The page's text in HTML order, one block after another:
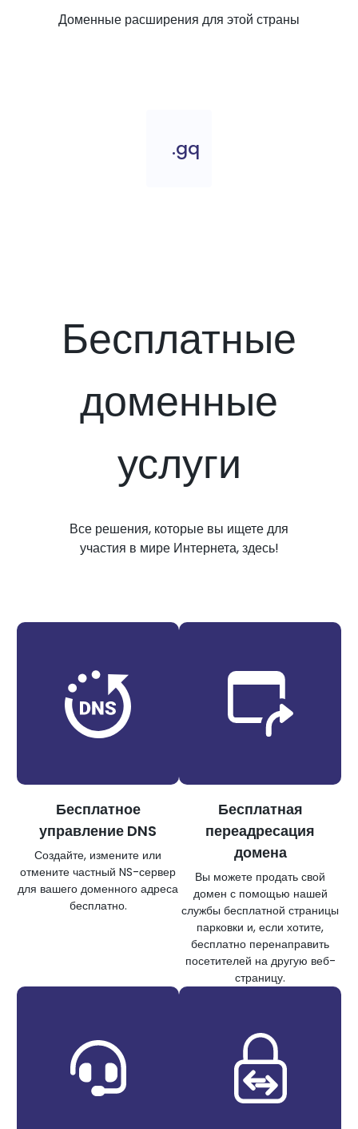
Доменные расширения для этой страны
.gq
Бесплатные
доменные
услуги
Все решения, которые вы ищете для
участия в мире Интернета, здесь!
Бесплатное
управление DNS
Создайте, измените или
отмените частный NS-сервер
для вашего доменного адреса
бесплатно.
Бесплатная
переадресация
домена
Вы можете продать свой
домен с помощью нашей
службы бесплатной страницы
парковки и, если хотите,
бесплатно перенаправить
посетителей на другую веб-
страницу.